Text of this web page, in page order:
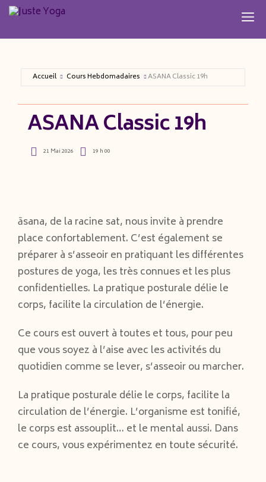
Aller
au
contenu
Accueil Cours Hebdomadaires ASANA Classic 19h
ASANA Classic 19h
21 Mai 2026 19 h 00
āsana, de la racine sat, nous invite à prendre
place confortablement. C’est également se
préparer à s’asseoir en pratiquant les différentes
postures de yoga, les très connues et les plus
confidentielles. La pratique posturale délie le
corps, facilite la circulation de l’énergie.
Ce cours est ouvert à toutes et tous, pour peu
que vous soyez à l’aise avec les activités du
quotidien comme se lever, s’asseoir ou marcher.
La pratique posturale délie le corps, facilite la
circulation de l’énergie. L’organisme est tonifié,
le corps est assouplit… et le mental aussi. Dans
ce cours, vous expérimentez en toute sécurité.